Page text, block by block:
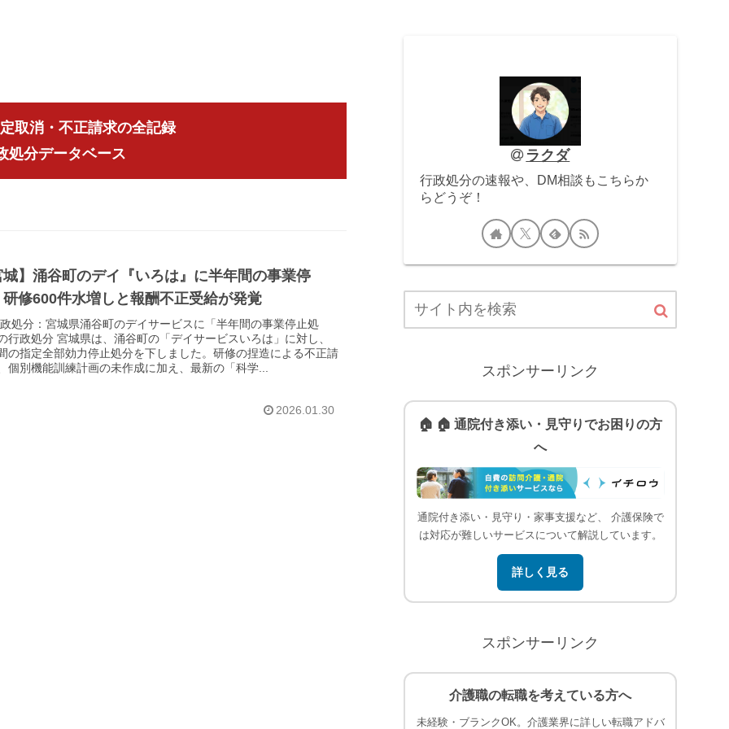
取消・不正請求の全記録
処分データベース
】涌谷町のデイ『いろは』に半年間の事業停
修600件水増しと報酬不正受給が発覚
処分：宮城県涌谷町のデイサービスに「半年間の事業停止処
行政処分 宮城県は、涌谷町の「デイサービスいろは」に対し、
の指定全部効力停止処分を下しました。研修の捏造による不正請
個別機能訓練計画の未作成に加え、最新の「科学...
2026.01.30
ラクダ
行政処分の速報や、DM相談もこちらか
らどうぞ！
スポンサーリンク
🏠 🏠 通院付き添い・見守りでお困りの方
へ
通院付き添い・見守り・家事支援など、 介護保険で
は対応が難しいサービスについて解説しています。
詳しく見る
スポンサーリンク
介護職の転職を考えている方へ
未経験・ブランクOK。介護業界に詳しい転職アドバ